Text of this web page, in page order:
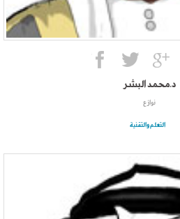
د.محمد البشر
نوازع
التعلم والتقنية